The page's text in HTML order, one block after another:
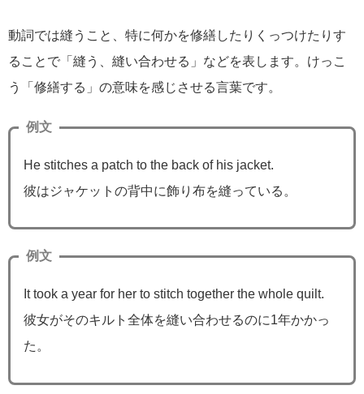
動詞では縫うこと、特に何かを修繕したりくっつけたりす
ることで「縫う、縫い合わせる」などを表します。けっこ
う「修繕する」の意味を感じさせる言葉です。
例文
He stitches a patch to the back of his jacket.
彼はジャケットの背中に飾り布を縫っている。
例文
It took a year for her to stitch together the whole quilt.
彼女がそのキルト全体を縫い合わせるのに1年かかっ
た。